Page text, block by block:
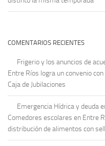
COMENTARIOS RECIENTES
Frigerio y los anuncios de
Entre Ríos logra un convenio
Caja de Jubilaciones
Emergencia Hídrica y deuda
Comedores escolares en Entre
distribución de alimentos con